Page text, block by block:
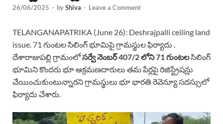
26/06/2025 - byShiva - Leave a Comment
TELANGANAPATRIKA (June 26): Deshrajpalli ceiling land
issue. 71 గుంటల సిలింగ్ భూమిపై గ్రామస్థుల ఫిర్యాదు .
దేశారాజుపల్లి గ్రామంలోసర్వే నెంబర్ 407/2 లోని 71 గుంటలసిలింగ్
భూమిని కొందరు భూ ఆక్రమణదారులు తమ పేర్లపై రిజిస్ట్రేషన్లు
చేయించుకుంటున్నారని గ్రామస్థులు భూ భారతి రెవెన్యూ సదస్సులో
ఫిర్యాదు చేశారు.